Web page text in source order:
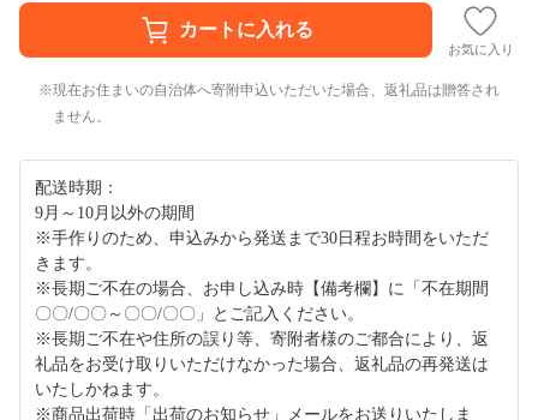
お気に入り
現在お住まいの自治体へ寄附申込いただいた場合、返礼品は贈答され
ません。
配送時期：
9月～10月以外の期間
※手作りのため、申込みから発送まで30日程お時間をいただ
きます。
※長期ご不在の場合、お申し込み時【備考欄】に「不在期間
〇〇/〇〇～〇〇/〇〇」とご記入ください。
※長期ご不在や住所の誤り等、寄附者様のご都合により、返
礼品をお受け取りいただけなかった場合、返礼品の再発送は
いたしかねます。
※商品出荷時「出荷のお知らせ」メールをお送りいたしま